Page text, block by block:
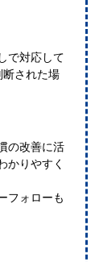
で対応して
断された場
の改善に活
かりやすく
フォローも